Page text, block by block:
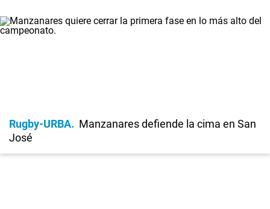
Rugby-URBA
Manzanares defiende la cima en San
José